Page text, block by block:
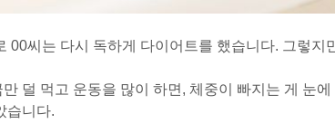
00씨는 다시 독하게 다이어트를 했습니다. 그렇지
덜 먹고 운동을 많이 하면, 체중이 빠지는 게 눈
습니다.